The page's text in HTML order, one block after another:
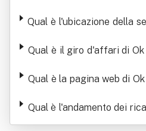
Qual è l'ubicazione della
Qual è il giro d'affari di
Qual è la pagina web di
Qual è l'andamento dei
my Srl - Impresa Sociale